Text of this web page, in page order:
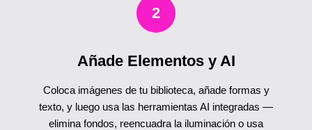
2
Añade Elementos y AI
Coloca imágenes de tu biblioteca, añade formas y
texto, y luego usa las herramientas AI integradas —
elimina fondos, reencuadra la iluminación o usa